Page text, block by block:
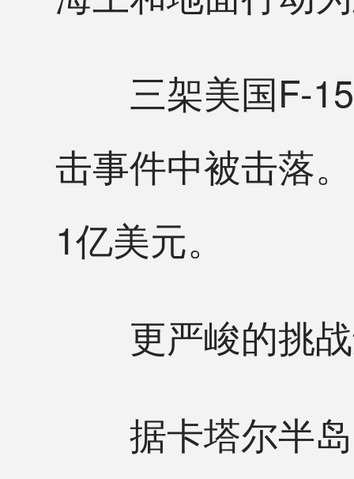
三架美国F-15
击事件中被击落
1亿美元。
更严峻的挑战
据卡塔尔半岛